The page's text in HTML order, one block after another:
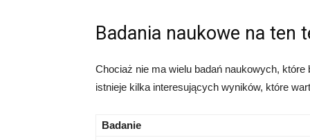
Badania naukowe na ten
Chociaż nie ma wielu badań naukowych,
istnieje kilka interesujących wyników, które
Badanie